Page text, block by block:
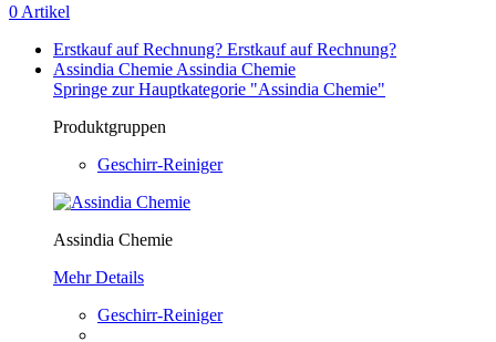
0 Artikel
Erstkauf auf Rechnung? Erstkauf auf Rechnung?
Assindia Chemie Assindia Chemie
Springe zur Hauptkategorie "Assindia Chemie"
Produktgruppen
Geschirr-Reiniger
Assindia Chemie
Mehr Details
Geschirr-Reiniger